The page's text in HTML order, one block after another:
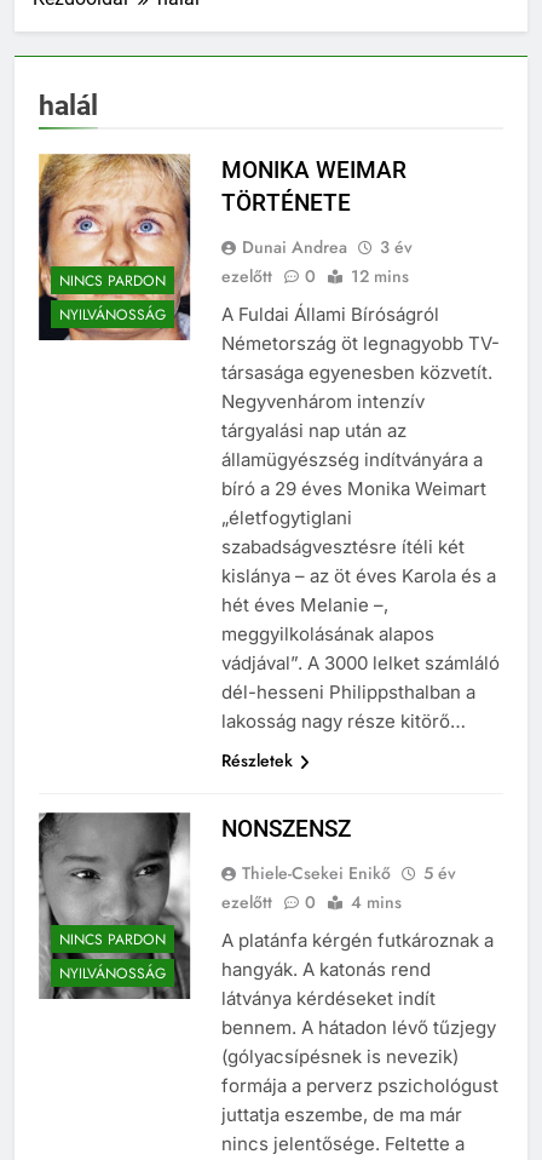
halál
NINCS PARDON
NYILVÁNOSSÁG
MONIKA WEIMAR
TÖRTÉNETE
Dunai Andrea
3 év
ezelőtt
0 12 mins
A Fuldai Állami Bíróságról
Németország öt legnagyobb TV-
társasága egyenesben közvetít.
Negyvenhárom intenzív
tárgyalási nap után az
államügyészség indítványára a
bíró a 29 éves Monika Weimart
„életfogytiglani
szabadságvesztésre ítéli két
kislánya – az öt éves Karola és a
hét éves Melanie –,
meggyilkolásának alapos
vádjával”. A 3000 lelket számláló
dél-hesseni Philippsthalban a
lakosság nagy része kitörő…
Részletek
NINCS PARDON
NYILVÁNOSSÁG
NONSZENSZ
Thiele-Csekei Enikő
5 év
ezelőtt
0 4 mins
A platánfa kérgén futkároznak a
hangyák. A katonás rend
látványa kérdéseket indít
bennem. A hátadon lévő tűzjegy
(gólyacsípésnek is nevezik)
formája a perverz pszichológust
juttatja eszembe, de ma már
nincs jelentősége. Feltette a